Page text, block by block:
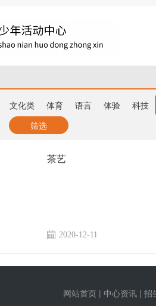
文化类 体育 语言 体验 科技
茶艺
2020-12-11
网站首页 | 中心资讯 | 招